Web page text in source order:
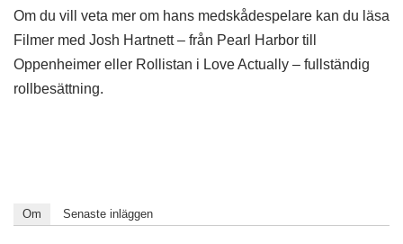
Om du vill veta mer om hans medskådespelare kan du läsa
Filmer med Josh Hartnett – från Pearl Harbor till
Oppenheimer eller Rollistan i Love Actually – fullständig
rollbesättning.
Om Senaste inläggen